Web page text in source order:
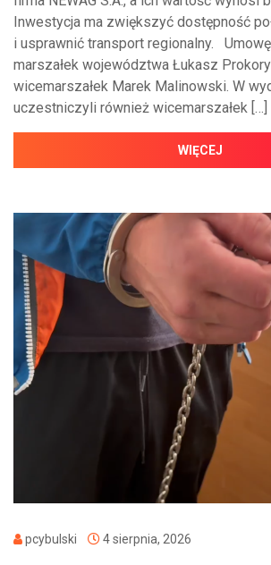
Inwestycja ma zwiększyć dostępność
i usprawnić transport regionalny.
marszałek województwa Łukasz
wicemarszałek Marek Malinowski. W
uczestniczyli również wicemarszałek […]
WIĘCEJ
pcybulski 4 sierpnia, 2026